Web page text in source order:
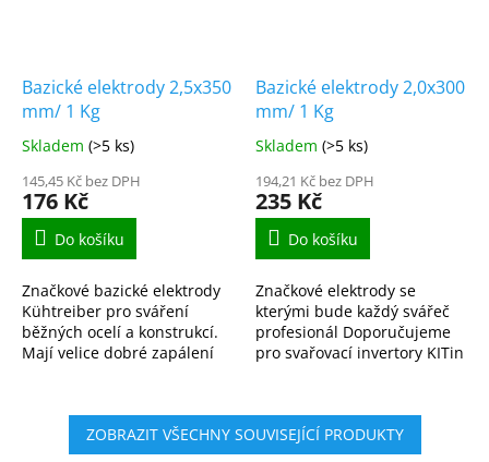
Bazické elektrody 2,5x350
mm/ 1 Kg
Skladem (>5 ks)
145,45 Kč bez DPH
176 Kč
Do košíku
Značkové bazické elektrody
Kühtreiber pro sváření
běžných ocelí a konstrukcí.
Mají velice dobré zapálení
profesionály i začínající...
Bazické elektrody 2,0x300
mm/ 1 Kg
Skladem (>5 ks)
194,21 Kč bez DPH
235 Kč
Do košíku
Značkové elektrody se
kterými bude každý svářeč
profesionál Doporučujeme
pro svařovací invertory KITin
ZOBRAZIT VŠECHNY SOUVISEJÍCÍ PRODUKTY